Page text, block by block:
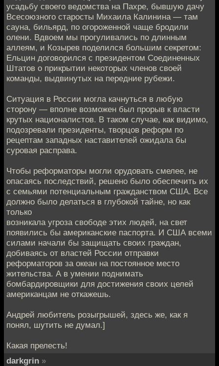
усадьбу своего ведомства на Пахре, бывшую дачу
Всесоюзного старосты Михаила Калинина — там
сауна, бильярд, по огороженной чаще бродили
олени. Вдвоем мы прогуливались по длинным
аллеям, и Козырев поделился большим секретом:
Ельцин договорился с президентом Соединенных
Штатов о прикрытии некоторых членов своей
команды, выдвинутых на передние рубежи.
Ситуация в России могла качнуться в любую
сторону — вполне возможен был прорыв к власти
крутых националистов. В таком случае, как видимо,
подозревали президенты, творцов реформ по
рецептам западных наставителей ожидала бы
суровая расправа.
Чтобы реформаторы могли орудовать смелее, не
опасаясь последствий, решено было обеспечить их
с семьями потенциальным гражданством США. Все
должно было делаться в глубокой тайне, но как
только
возникала угроза свободе этих людей, на свет
появились бы американские паспорта. И США всеми
силами начали бы защищать своих граждан,
добиваясь от властей России отправки
реформаторов за океан на постоянное место
жительства. А в умении поднимать
бомбардировщики для достижения своих целей
американцам не откажешь.
Андрей любитель розыгрышей, здесь же, как я
понял, шутить не думал.]
Какая прелесть!
darkgrin »